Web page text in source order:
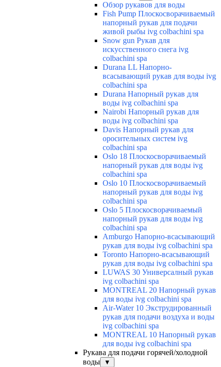
Обзор рукавов для воды
Fish Pump Плоскосворачиваемый
напорный рукав для подачи
живой рыбы ivg colbachini spa
Snow gun Рукав для
искусственного снега ivg
colbachini spa
Durana LL Напорно-
всасывающий рукав для воды ivg
colbachini spa
Durana Напорный рукав для
воды ivg colbachini spa
Nairobi Напорный рукав для
воды ivg colbachini spa
Davis Напорный рукав для
оросительных систем ivg
colbachini spa
Oslo 18 Плоскосворачиваемый
напорный рукав для воды ivg
colbachini spa
Oslo 10 Плоскосворачиваемый
напорный рукав для воды ivg
colbachini spa
Oslo 5 Плоскосворачиваемый
напорный рукав для воды ivg
colbachini spa
Amburgo Напорно-всасывающий
рукав для воды ivg colbachini spa
Toronto Напорно-всасывающий
рукав для воды ivg colbachini spa
LUWAS 30 Универсалный рукав
ivg colbachini spa
MONTREAL 20 Напорный рукав
для воды ivg colbachini spa
Air-Water 10 Экструдированный
рукав для подачи воздуха и воды
ivg colbachini spa
MONTREAL 10 Напорный рукав
для воды ivg colbachini spa
Рукава для подачи горячей/холодной
воды
▼